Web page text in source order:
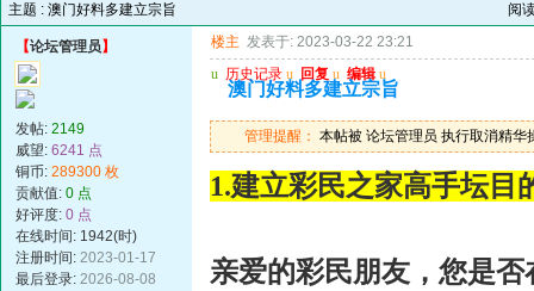
主题 : 澳门好料多建立宗旨 阅
【论坛管理员 】
发帖: 2149
威望: 6241 点
铜币: 289300 枚
贡献值: 0 点
好评度: 0 点
在线时间: 1942(时)
注册时间: 2023-01-17
最后登录: 2026-08-08
楼主 发表于: 2023-03-22 23:21
u 历史记录 u 回复 u 编辑 u
澳门好料多建立宗旨
管理提醒： 本帖被 论坛管理员 执行取消精
1.建立彩民之家高手坛目
亲爱的彩民朋友，您是